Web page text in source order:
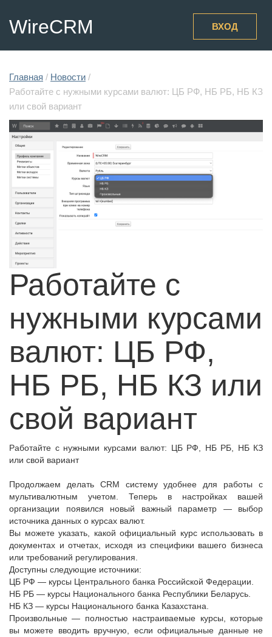
WireCRM ВХОД
Главная / Новости /
Работайте с нужными курсами валют: ЦБ РФ, НБ РБ, НБ КЗ
или свой вариант
Работайте с
нужными курсами
валют: ЦБ РФ,
НБ РБ, НБ КЗ или
свой вариант
Работайте с нужными курсами валют: ЦБ РФ, НБ РБ, НБ КЗ
или свой вариант
Продолжаем делать CRM систему удобнее для работы с
мультивалютным учетом. Теперь в настройках вашей
организации появился новый важный параметр — выбор
источника данных о курсах валют.
Вы можете указать, какой официальный курс использовать в
документах и отчетах, исходя из специфики вашего бизнеса
или требований регулирования.
Доступны следующие источники:
ЦБ РФ — курсы Центрального банка Российской Федерации.
НБ РБ — курсы Национального банка Республики Беларусь.
НБ КЗ — курсы Национального банка Казахстана.
Произвольные — полностью настраиваемые курсы, которые
вы можете вводить вручную, если официальные данные не